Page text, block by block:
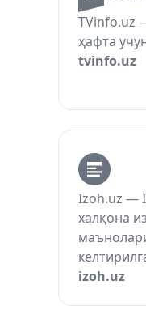
TVinfo.uz
ҳафта
tvinfo.uz
Izoh.uz —
халқона
izoh.uz